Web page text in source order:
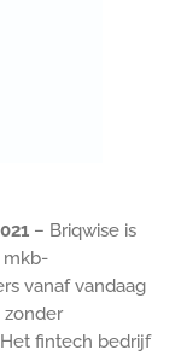
– Briqwise is
mkb-
vanaf vandaag
zonder
fintech bedrijf